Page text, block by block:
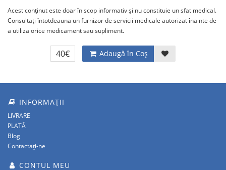
Acest conținut este doar în scop informativ și nu constituie un sfat medical.
Consultați întotdeauna un furnizor de servicii medicale autorizat înainte de
a utiliza orice medicament sau supliment.
40€ Adaugă în Coş
INFORMAȚII
LIVRARE
PLATĂ
Blog
Contactați-ne
CONTUL MEU